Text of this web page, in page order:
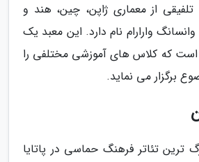
از معماری ژاپن، چین، هند و
وارارام نام دارد. این معبد یک
است که کلاس های آموزشی مختلفی را
برگزار می نماید.
ترین تئاتر فرهنگ حماسی در پاتایا